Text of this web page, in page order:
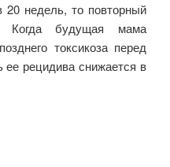
недель, то повторный
Когда будущая мама
токсикоза перед
рецидива снижается в